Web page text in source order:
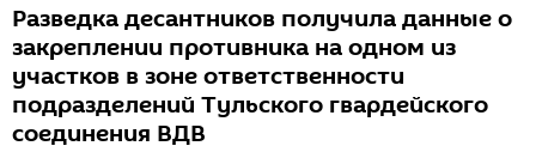
Разведка десантников получила данные о
закреплении противника на одном из
участков в зоне ответственности
подразделений Тульского гвардейского
соединения ВДВ